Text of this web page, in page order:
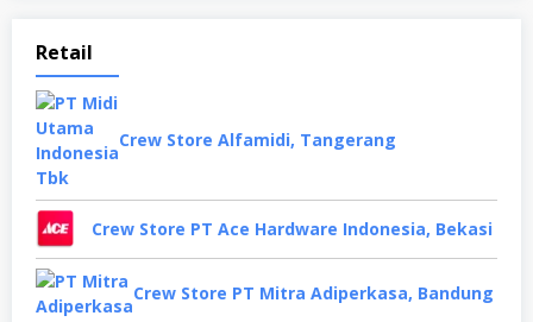
Retail
Crew Store Alfamidi, Tangerang
Crew Store PT Ace Hardware Indonesia, Bekasi
Crew Store PT Mitra Adiperkasa, Bandung